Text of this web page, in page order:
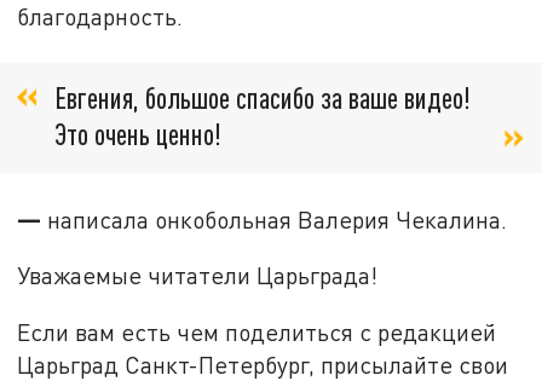
благодарность.
Евгения, большое спасибо за ваше видео!
Это очень ценно!
— написала онкобольная Валерия Чекалина.
Уважаемые читатели Царьграда!
Если вам есть чем поделиться с редакцией
Царьград Санкт-Петербург, присылайте свои